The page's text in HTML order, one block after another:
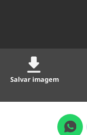
Salvar imagem